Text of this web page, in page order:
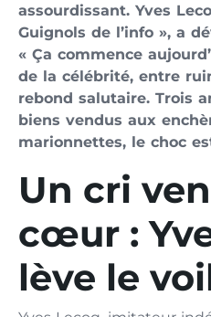
assourdissant. Yves
Guignols de l’info », a
« Ça commence
de la célébrité, entre
rebond salutaire. Trois
biens vendus aux
marionnettes, le choc
Un cri
cœur :
lève le